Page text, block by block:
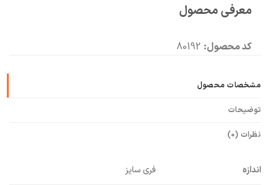
🧡بعد از خرید هم کنارتیم
معرفی محصول
کد محصول: 80192
مشخصات محصول
توضیحات
نظرات (0)
اندازه فری سایز